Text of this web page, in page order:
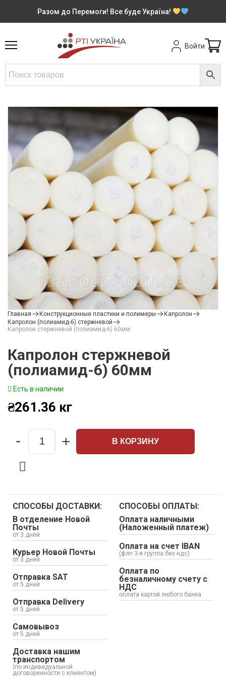
Разом до Перемоги! Все буде Україна!
Войти
Главная Конструкционные пластики и полимеры
Капролон
Капролон (полиамид-6) стержневой
Капролон стержневой (полиамид-6) 60мм
Капролон стержневой
(полиамид-6) 60мм
Есть в наличии
₴261.36 кг
Quantity
- + В КОРЗИНУ
СПОСОБЫ ДОСТАВКИ:
В отделение Новой
Почты
от 3 дней
Курьер Новой Почты
от 3 дней
Отправка SAT
от 5 дней
Отправка Delivery
от 5 дней
Самовывоз
от 5 дней
Доставка нашим
транспортом
(по индивидуальной
договоренности с клиентом)
СПОСОБЫ ОПЛАТЫ:
Оплата наличными
(Наложенный платеж)
Оплата на счет IBAN
(флп 3-я группа без ндс)
Оплата по
безналичному счету с
НДС
оплата картой любого банка